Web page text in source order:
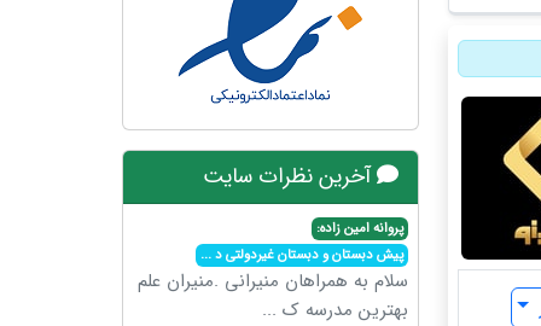
آخرین نظرات سایت
پروانه امین زاده:
پیش دبستان و دبستان غیردولتی د...
سلام به همراهان منیرانی .منیران علم
بهترین مدرسه ک ...